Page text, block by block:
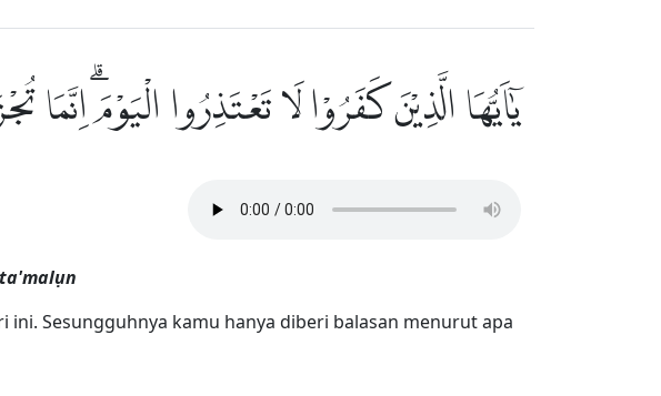
يٰٓاَيُّهَا الَّذِيْنَ كَفَرُوْا لَا تَعْتَذِرُوا الْيَوْمَۗ اِنَّمَا
Sesungguhnya kamu hanya diberi balasan menurut apa